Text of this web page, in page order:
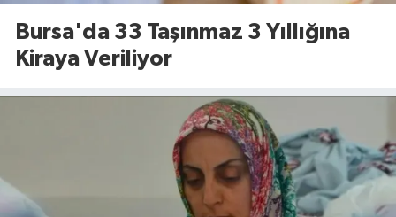
Bursa'da 33 Taşınmaz 3 Yıllığına
Kiraya Veriliyor